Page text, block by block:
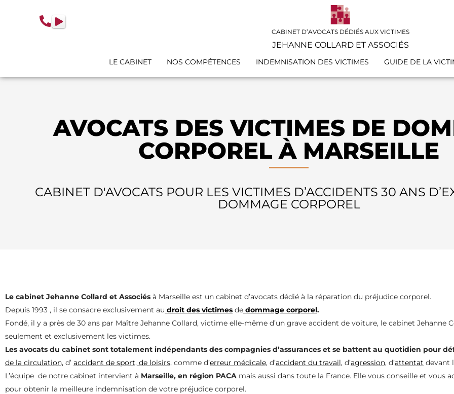
CABINET D’AVOCATS DÉDIÉS AUX VICTIMES
JEHANNE COLLARD ET ASSOCIÉS
LE CABINET NOS COMPÉTENCES INDEMNISATION DES VICTIMES GUIDE DE LA
AVOCATS DES VICTIMES DE
CORPOREL À MARSEILLE
CABINET D'AVOCATS POUR LES VICTIMES D’ACCIDENTS 30 ANS
DOMMAGE CORPOREL
Le cabinet Jehanne Collard et Associés à Marseille est un cabinet d’avocats dédié à la réparation du préjudice corporel.
Depuis 1993 , il se consacre exclusivement au droit des victimes de dommage corporel.
Fondé, il y a près de 30 ans par Maître Jehanne Collard, victime elle-même d’un grave accident de voiture, le cabinet Jehanne
seulement et exclusivement les victimes.
Les avocats du cabinet sont totalement indépendants des compagnies d’assurances et se battent au quotidien pour
de la circulation, d’ accident de sport, de loisirs, comme d’erreur médicale, d’accident du travail, d’agression, d’attentat devant
L’équipe de notre cabinet intervient à Marseille, en région PACA mais aussi dans toute la France. Elle vous conseille et vous
pour obtenir la meilleure indemnisation de votre préjudice corporel.